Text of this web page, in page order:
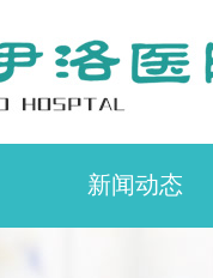
新闻动态